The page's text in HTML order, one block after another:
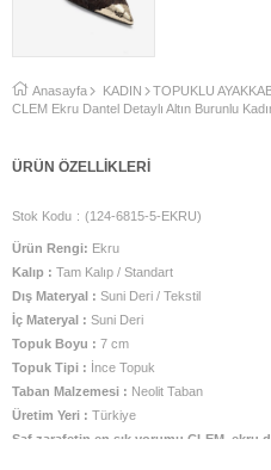
Anasayfa KADIN TOPUKLU
CLEM Ekru Dantel Detaylı Altın Burunlu
ÜRÜN ÖZELLIKLERI
Stok Kodu (124-6815-5-EKRU)
Ürün Rengi: Ekru
Kalıp : Tam Kalıp / Standart
Dış Materyal : Suni Deri / Tekstil
İç Materyal : Suni Deri
Topuk Boyu : 7 cm
Topuk Tipi : İnce Topuk
Taban Malzemesi : Neolit Taban
Üretim Yeri : Türkiye
Saf zarafetin en şık yorumu CLEM, ekru